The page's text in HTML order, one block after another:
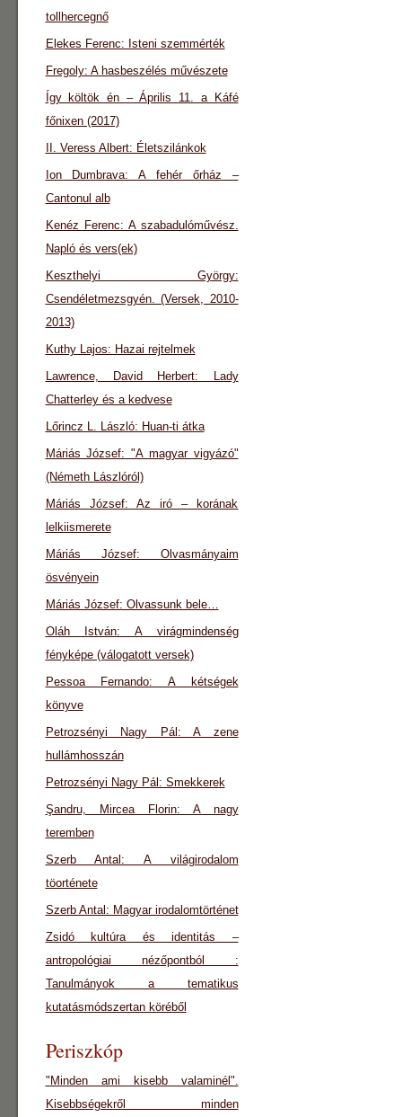
tollhercegnő
Elekes Ferenc: Isteni szemmérték
Fregoly: A hasbeszélés művészete
Így költök én – Április 11. a Káfé
főnixen (2017)
II. Veress Albert: Életszilánkok
Ion Dumbrava: A fehér őrház –
Cantonul alb
Kenéz Ferenc: A szabadulóművész.
Napló és vers(ek)
Keszthelyi György:
Csendéletmezsgyén. (Versek, 2010-
2013)
Kuthy Lajos: Hazai rejtelmek
Lawrence, David Herbert: Lady
Chatterley és a kedvese
Lőrincz L. László: Huan-ti átka
Máriás József: "A magyar vigyázó"
(Németh Lászlóról)
Máriás József: Az iró – korának
lelkiismerete
Máriás József: Olvasmányaim
ösvényein
Máriás József: Olvassunk bele…
Oláh István: A virágmindenség
fényképe (válogatott versek)
Pessoa Fernando: A kétségek
könyve
Petrozsényi Nagy Pál: A zene
hullámhosszán
Petrozsényi Nagy Pál: Smekkerek
Şandru, Mircea Florin: A nagy
teremben
Szerb Antal: A világirodalom
töorténete
Szerb Antal: Magyar irodalomtörténet
Zsidó kultúra és identitás –
antropológiai nézőpontból :
Tanulmányok a tematikus
kutatásmódszertan köréből
Periszkóp
"Minden ami kisebb valaminél".
Kisebbségekről minden